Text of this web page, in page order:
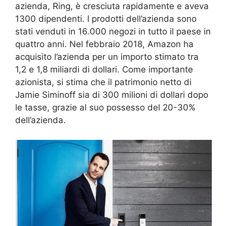
azienda, Ring, è cresciuta rapidamente e aveva
1300 dipendenti. I prodotti dell’azienda sono
stati venduti in 16.000 negozi in tutto il paese in
quattro anni. Nel febbraio 2018, Amazon ha
acquisito l’azienda per un importo stimato tra
1,2 e 1,8 miliardi di dollari. Come importante
azionista, si stima che il patrimonio netto di
Jamie Siminoff sia di 300 milioni di dollari dopo
le tasse, grazie al suo possesso del 20-30%
dell’azienda.